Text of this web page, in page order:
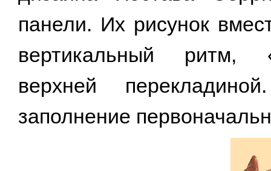
панели. Их рисунок
вертикальный ритм,
верхней
заполнение